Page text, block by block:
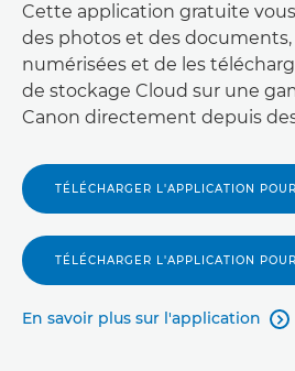
Cette application gratuite
des photos et des
numérisées et de les
de stockage Cloud sur une
Canon directement depuis
TÉLÉCHARGER L'APPLICATION
TÉLÉCHARGER L'APPLICATION
En savoir plus sur l'application 